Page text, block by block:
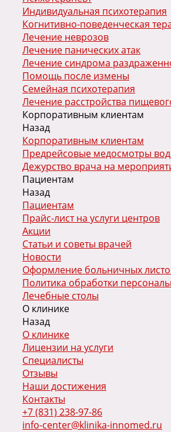
Индивидуальная психотерапия
Когнитивно-поведенческая
Лечение неврозов
Лечение панических атак
Лечение синдрома
Помощь после измены
Семейная психотерапия
Лечение расстройства
Корпоративным клиентам
Назад
Корпоративным клиентам
Предрейсовые медосмотры
Дежурство врача на
Пациентам
Назад
Пациентам
Прайс-лист на услуги центров
Акции
Статьи и советы врачей
Новости
Оформление больничных
Политика обработки
Лечебные столы
О клинике
Назад
О клинике
Лицензии на услуги
Специалисты
Отзывы
Наши достижения
Контакты
+7 (831) 238-97-86
info-center@klinika-innomed.ru